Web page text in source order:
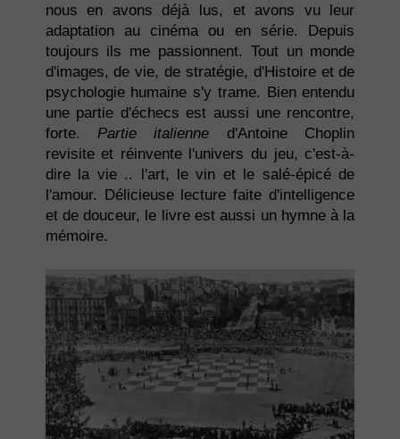
nous en avons déjà lus, et avons vu leur
adaptation au cinéma ou en série. Depuis
toujours ils me passionnent. Tout un monde
d'images, de vie, de stratégie, d'Histoire et de
psychologie humaine s'y trame. Bien entendu
une partie d'échecs est aussi une rencontre,
forte.Partie italienne d'Antoine Choplin
revisite et réinvente l'univers du jeu, c'est-à-
dire la vie .. l'art, le vin et le salé-épicé de
l'amour. Délicieuse lecture faite d'intelligence
et de douceur, le livre est aussi un hymne à la
mémoire.